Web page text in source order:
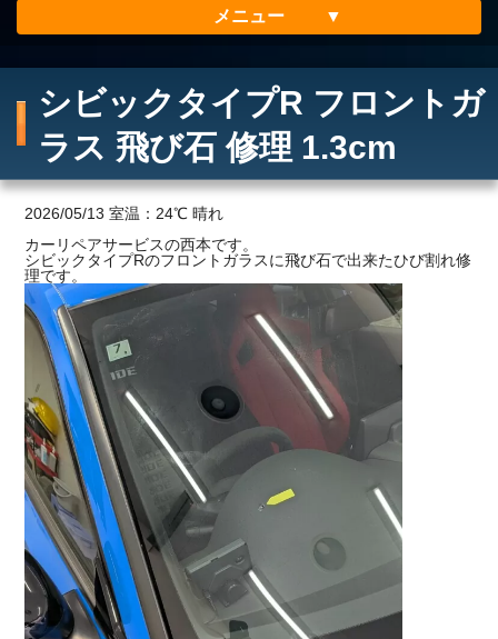
メニュー
会社案内
メリット
ご利用の流れ
価格
シビックタイプR フロントガ
ラス 飛び石 修理 1.3cm
2026/05/13 室温：24℃ 晴れ
カーリペアサービスの西本です。
シビックタイプRのフロントガラスに飛び石で出来たひび割れ修
理です。